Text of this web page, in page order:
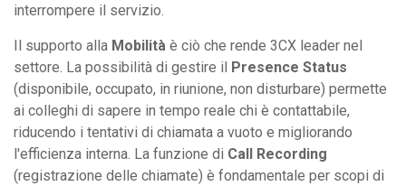
interrompere il servizio.
Il supporto alla Mobilità è ciò che rende 3CX leader nel
settore. La possibilità di gestire il Presence Status
(disponibile, occupato, in riunione, non disturbare) permette
ai colleghi di sapere in tempo reale chi è contattabile,
riducendo i tentativi di chiamata a vuoto e migliorando
l'efficienza interna. La funzione di Call Recording
(registrazione delle chiamate) è fondamentale per scopi di